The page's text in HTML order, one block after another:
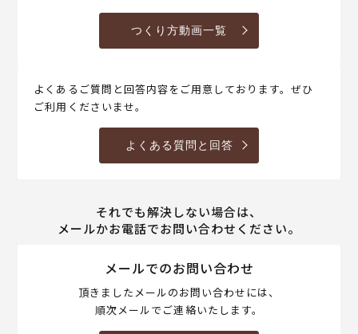
つくり方動画一覧
よくあるご質問と回答内容をご用意しております。ぜひ
ご利用くださいませ。
よくある質問と回答
それでも解決しない場合は、
メールかお電話でお問い合わせください。
メールでのお問い合わせ
頂きましたメールのお問い合わせには、
順次メールでご連絡いたします。